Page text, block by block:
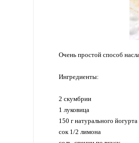
Очень простой способ
Ингредиенты:
2 скумбрии
1 луковица
150 г натурального йогурта
сок 1/2 лимона